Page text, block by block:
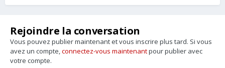
Rejoindre la conversation
Vous pouvez publier maintenant et vous inscrire plus tard. Si vous
avez un compte,connectez-vous maintenantpour publier avec
votre compte.